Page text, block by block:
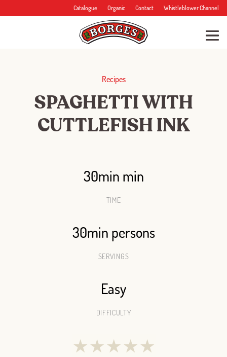
Catalogue Organic Contact Whistleblower Channel
Recipes
SPAGHETTI WITH
CUTTLEFISH INK
30min min
TIME
30min persons
SERVINGS
Easy
DIFFICULTY
★★★★★